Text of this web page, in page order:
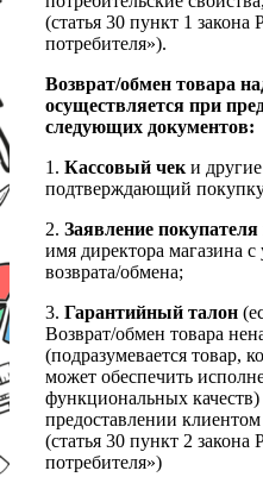
(статья 30 пункт 1
потребителя»).
Возврат/обмен товара
осуществляется при
следующих документов:
1. Кассовый чеки
подтверждающий
2. Заявление покупателя
имя директора магазина
возврата/обмена;
3. Гарантийный талон
Возврат/обмен товара
(подразумевается товар,
может обеспечить
функциональных качеств)
предоставлении
(статья 30 пункт 2
потребителя»)